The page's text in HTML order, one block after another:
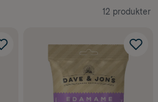
12 produkter